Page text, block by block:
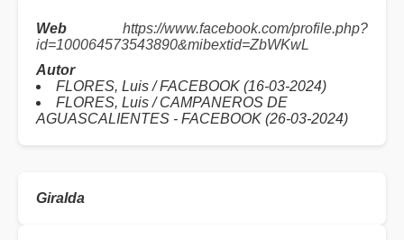
Web
https://www.facebook.com/profile.php?
id=100064573543890&mibextid=ZbWKwL
Autor
FLORES, Luis / FACEBOOK (16-03-2024)
FLORES, Luis / CAMPANEROS DE
AGUASCALIENTES - FACEBOOK (26-03-2024)
Giralda